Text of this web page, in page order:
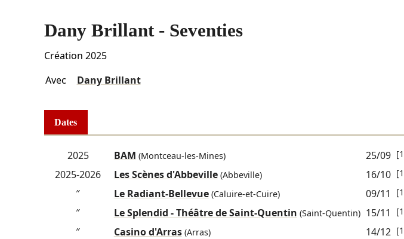
Dany Brillant - Seventies
Création 2025
Avec
Dany Brillant
Dates
2025 BAM (Montceau-les-Mines) 25/09
2025-2026
Les Scènes d'Abbeville(Abbeville) 16/10
″
Le Radiant-Bellevue(Caluire-et-Cuire) 09/11
″ Le Splendid - Théâtre de Saint-Quentin (Saint-Quentin) 15/11
″ Casino d'Arras(Arras) 14/12